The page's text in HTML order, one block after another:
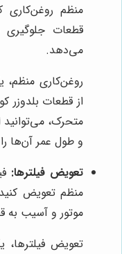
منظم روغن‌کاری
قطعات
می‌دهد.
روغن‌کاری منظم،
از قطعات
متحرک،
و طول عمر آن‌ها
تعویض فیلترها:
منظم تعویض
موتور و آسیب به
تعویض فیلترها،